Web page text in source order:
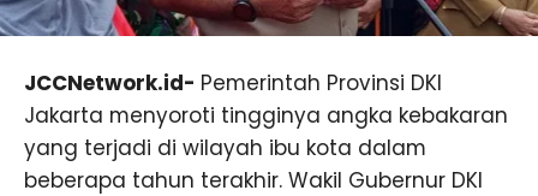
JCCNetwork.id- Pemerintah Provinsi DKI
Jakarta menyoroti tingginya angka kebakaran
yang terjadi di wilayah ibu kota dalam
beberapa tahun terakhir. Wakil Gubernur DKI